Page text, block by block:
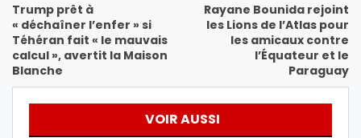
Trump prêt à
« déchaîner l’enfer » si
Téhéran fait « le mauvais
calcul », avertit la Maison
Blanche
Rayane Bounida rejoint
les Lions de l’Atlas pour
les amicaux contre
l’Équateur et le
Paraguay
VOIR AUSSI